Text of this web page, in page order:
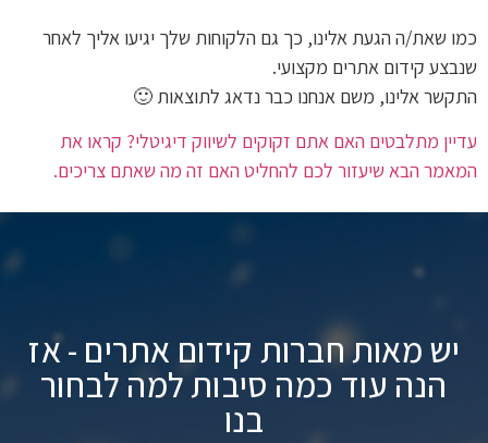
כמו שאת/ה הגעת אלינו, כך גם הלקוחות שלך יגיעו אליך לאחר
שנבצע קידום אתרים מקצועי.
התקשר אלינו, משם אנחנו כבר נדאג לתוצאות 🙂
עדיין מתלבטים האם אתם זקוקים לשיווק דיגיטלי? קראו את
המאמר הבא שיעזור לכם להחליט האם זה מה שאתם צריכים.
יש מאות חברות קידום אתרים - אז
הנה עוד כמה סיבות למה לבחור
בנו